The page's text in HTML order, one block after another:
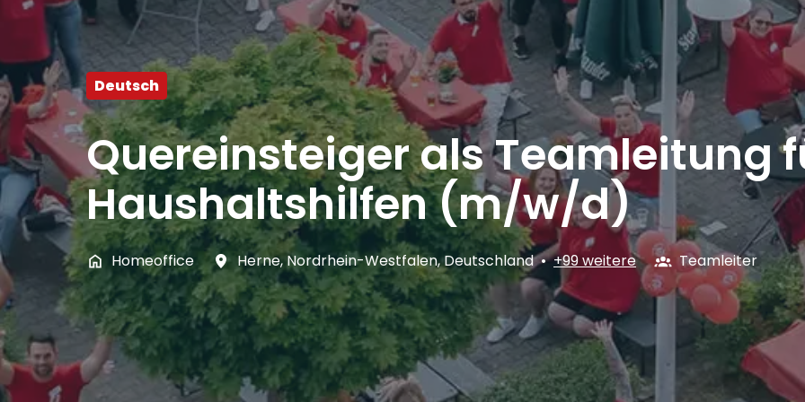
Deutsch
Quereinsteiger als Teamleitung
Haushaltshilfen (m/w/d)
Homeoffice Herne, Nordrhein-Westfalen,Deutschland • +99 weitere Teamleiter